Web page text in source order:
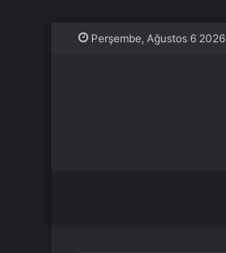
Perşembe, Ağustos 6 2026